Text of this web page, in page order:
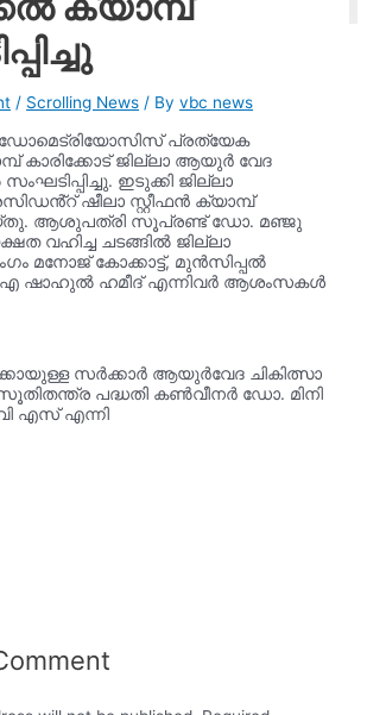
/ Scrolling News / Byvbc news
പ്രത്യേക
കാരിക്കോട് ജില്ലാ ആയുർ വേദ
ഇടുക്കി ജില്ലാ
ഷീലാ സ്റ്റീഫൻ ക്യാമ്പ്
ആശുപത്രി സൂപ്രണ്ട് ഡോ. മഞ്ജു
വഹിച്ച ചടങ്ങിൽ ജില്ലാ
മനോജ് കോക്കാട്ട്, മുൻസിപ്പൽ
ഷാഹുൽ ഹമീദ് എന്നിവർ ആശംസകൾ
സർക്കാർ ആയുർവേദ ചികിത്സാ
പദ്ധതി കൺവീനർ ഡോ. മിനി
എസ് എന്നി